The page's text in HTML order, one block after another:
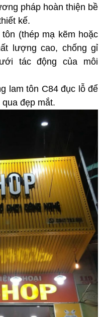
pháp hoàn thiện bề
kế.
(thép mạ kẽm hoặc
lượng cao, chống gỉ
tác động của môi
tôn C84 đục lỗ để
đẹp mắt.